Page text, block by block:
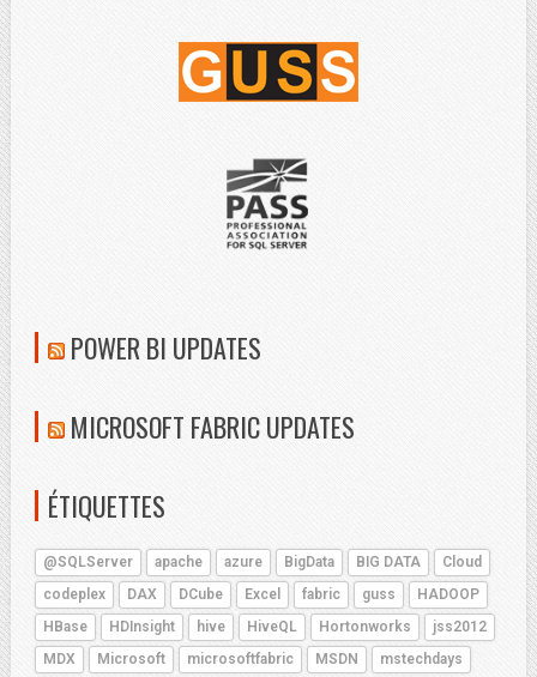
POWER BI UPDATES
MICROSOFT FABRIC UPDATES
ÉTIQUETTES
@SQLServer apache azure BigData BIG DATA
Cloud
codeplex
DAX DCube Excel fabric guss
HADOOP
HBase
HDInsight hive HiveQL Hortonworks
jss2012
MDX
Microsoft microsoftfabric MSDN mstechdays